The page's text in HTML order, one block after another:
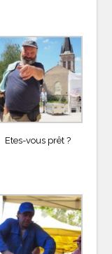
Etes-vous prêt ?